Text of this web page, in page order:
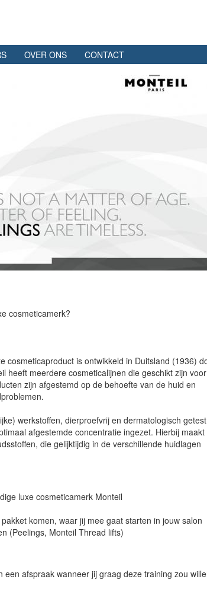
OVER ONS CONTACT
cosmeticamerk?
cosmeticaproduct is ontwikkeld in Duitsland (1936)
heeft meerdere cosmeticalijnen die geschikt zijn voor
zijn afgestemd op de behoefte van de huid en
werkstoffen, dierproefvrij en dermatologisch
afgestemde concentratie ingezet. Hierbij
die gelijktijdig in de verschillende huidlagen
luxe cosmeticamerk Monteil
komen, waar jij mee gaat starten in jouw salon
(Peelings, Monteil Thread lifts)
afspraak wanneer jij graag deze training zou